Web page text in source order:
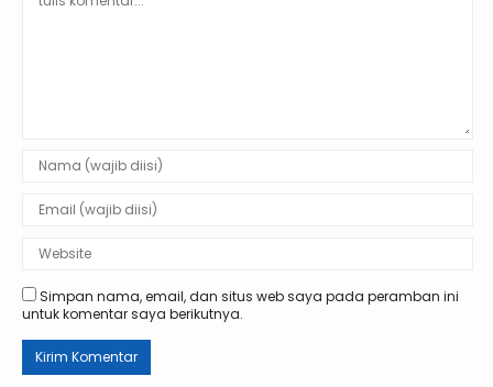
Simpan nama, email, dan situs web saya pada peramban ini
untuk komentar saya berikutnya.